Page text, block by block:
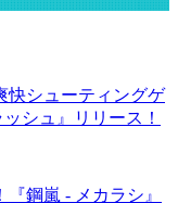
快シューティングゲ
シュ』リリース！
鋼嵐 - メカラシ』